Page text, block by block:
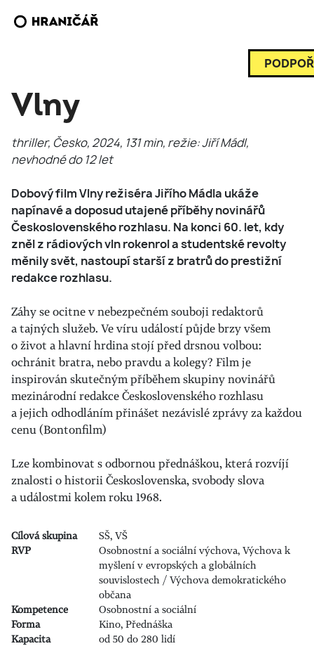
Vlny
thriller, Česko, 2024, 131 min, režie: Jiří Mádl,
nevhodné do 12 let
Dobový film Vlny režiséra Jiřího Mádla ukáže
napínavé a doposud utajené příběhy novinářů
Československého rozhlasu. Na konci 60. let, kdy
zněl z rádiových vln rokenrol a studentské revolty
měnily svět, nastoupí starší z bratrů do prestižní
redakce rozhlasu.
Záhy se ocitne v nebezpečném souboji redaktorů
a tajných služeb. Ve víru událostí půjde brzy všem
o život a hlavní hrdina stojí před drsnou volbou:
ochránit bratra, nebo pravdu a kolegy? Film je
inspirován skutečným příběhem skupiny novinářů
mezinárodní redakce Československého rozhlasu
a jejich odhodláním přinášet nezávislé zprávy za každou
cenu (Bontonfilm)
Lze kombinovat s odbornou přednáškou, která rozvíjí
znalosti o historii Československa, svobody slova
a událostmi kolem roku 1968.
Cílová skupina
SŠ, VŠ
RVP
Osobnostní a sociální výchova, Výchova k
myšlení v evropských a globálních
souvislostech / Výchova demokratického
občana
Kompetence
Osobnostní a sociální
Forma
Kino, Přednáška
Kapacita
od 50 do 280 lidí